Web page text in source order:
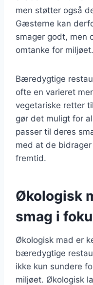
men støtter også
Gæsterne kan
smager godt, men
omtanke for miljøet.
Bæredygtige
ofte en varieret
vegetariske retter
gør det muligt for
passer til deres
med at de
fremtid.
Økologisk
smag i
Økologisk mad er
bæredygtige
ikke kun sundere
miljøet. Økologisk